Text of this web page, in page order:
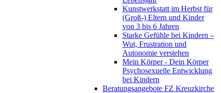
Kunstwerkstatt im Herbst für
(Groß-) Eltern und Kinder
von 3 bis 6 Jahren
Starke Gefühle bei Kindern –
Wut, Frustration und
Autonomie verstehen
Mein Körper - Dein Körper
Psychosexuelle Entwicklung
bei Kindern
Beratungsangebote FZ Kreuzkirche